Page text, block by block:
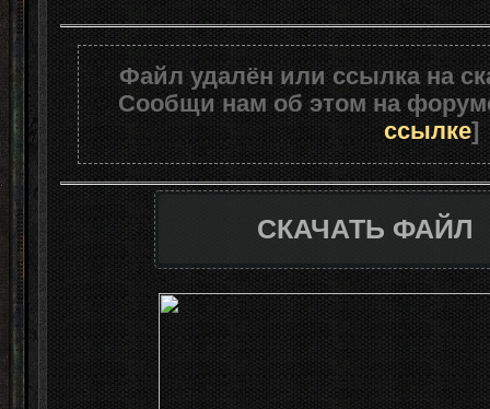
Файл удалён или ссылка на
Сообщи нам об этом на
ссылке]
СКАЧАТЬ ФАЙЛ